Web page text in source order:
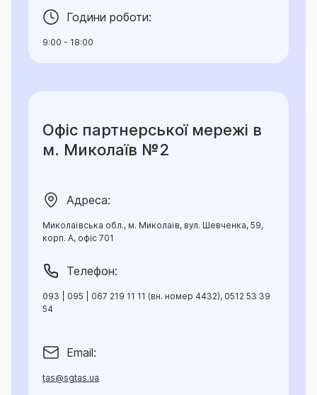
Години роботи:
9:00 - 18:00
Офіс партнерської мережі в
м. Миколаїв №2
Адреса:
Миколаївська обл., м. Миколаїв, вул. Шевченка, 59,
корп. А, офіс 701
Телефон:
093 | 095 | 067 219 11 11 (вн. номер 4432), 0512 53 39
54
Email:
tas@sgtas.ua